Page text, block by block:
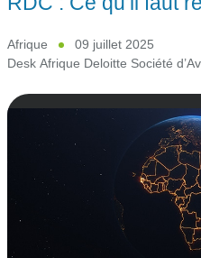
Afrique
09 juillet 2025
Desk Afrique Deloitte Société